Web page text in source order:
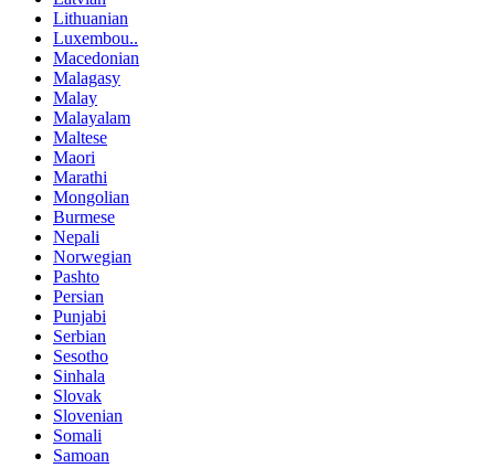
Lithuanian
Luxembou..
Macedonian
Malagasy
Malay
Malayalam
Maltese
Maori
Marathi
Mongolian
Burmese
Nepali
Norwegian
Pashto
Persian
Punjabi
Serbian
Sesotho
Sinhala
Slovak
Slovenian
Somali
Samoan